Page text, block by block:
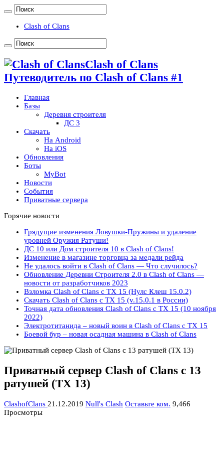
Clash of Clans
Clash of Clans
Путеводитель по Clash of Clans #1
Главная
Базы
Деревня строителя
ДС 3
Скачать
На Android
На iOS
Обновления
Боты
MyBot
Новости
События
Приватные сервера
Горячие новости
Грядущие изменения Ловушки-Пружины и удаление
уровней Оружия Ратуши!
ДС 10 или Дом строителя 10 в Clash of Clans!
Изменение в магазине торговца за медали рейда
Не удалось войти в Clash of Clans — Что случилось?
Обновление Деревни Строителя 2.0 в Clash of Clans —
новости от разработчиков 2023
Взломка Clash of Clans с ТХ 15 (Нулс Клеш 15.0.2)
Скачать Clash of Clans с ТХ 15 (v.15.0.1 в России)
Точная дата обновления Clash of Clans с ТХ 15 (10 ноября
2022)
Электротитанида – новый воин в Clash of Clans с ТХ 15
Боевой бур – новая осадная машина в Clash of Clans
Приватный сервер Clash of Clans с 13
ратушей (ТХ 13)
ClashofClans 21.12.2019 Null's Clash Оставьте ком. 9,466
Просмотры